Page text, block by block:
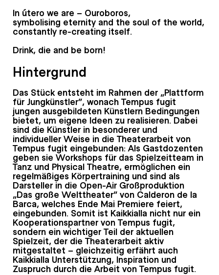
In útero we are – Ouroboros,
symbolising eternity and the soul of the world,
constantly re-creating itself.
Drink, die and be born!
Hintergrund
Das Stück entsteht im Rahmen der „Plattform
für Jungkünstler“, wonach Tempus fugit
jungen ausgebildeten Künstlern Bedingungen
bietet, um eigene Ideen zu realisieren. Dabei
sind die Künstler in besonderer und
individueller Weise in die Theaterarbeit von
Tempus fugit eingebunden: Als Gastdozenten
geben sie Workshops für das Spielzeitteam in
Tanz und Physical Theatre, ermöglichen ein
regelmäßiges Körpertraining und sind als
Darsteller in die Open-Air Großproduktion
„Das große Welttheater“ von Calderon de la
Barca, welches Ende Mai Premiere feiert,
eingebunden. Somit ist Kaikkialla nicht nur ein
Kooperationspartner von Tempus fugit,
sondern ein wichtiger Teil der aktuellen
Spielzeit, der die Theaterarbeit aktiv
mitgestaltet – gleichzeitig erfährt auch
Kaikkialla Unterstützung, Inspiration und
Zuspruch durch die Arbeit von Tempus fugit.